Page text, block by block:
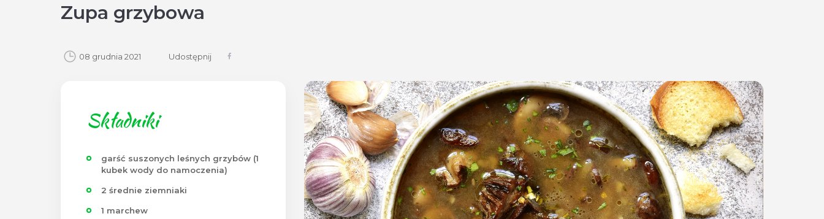
Zupa grzybowa
08 grudnia 2021 Udostępnij
Składniki
garść suszonych leśnych grzybów (1
kubek wody do namoczenia)
2 średnie ziemniaki
1 marchew